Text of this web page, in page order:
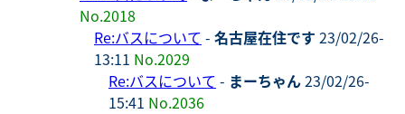
No.2018
Re:バスについて - 名古屋在住です 23/02/26-
13:11 No.2029
Re:バスについて - まーちゃん23/02/26-
15:41 No.2036